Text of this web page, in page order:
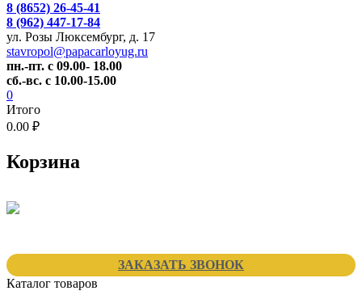
8 (8652) 26-45-41
8 (962) 447-17-84
ул. Розы Люксембург, д. 17
stavropol@papacarloyug.ru
пн.-пт. с 09.00- 18.00
сб.-вс. с 10.00-15.00
0
Итого
0.00 ₽
Корзина
ЗАКАЗАТЬ ЗВОНОК
Каталог товаров